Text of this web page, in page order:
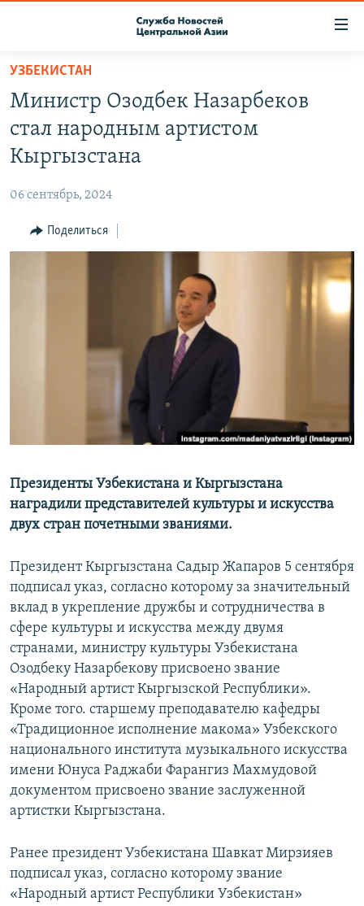
Вернуться
основному
содержанию
Вернутся
главной
навигации
Вернутся
КОНТАКТЫ
НАСТОЯЩЕЕ ВРЕМЯ
МИГРАНТ МЕДИА
УЗБЕКИСТАН
Министр Озодбек Назарбеков
стал народным артистом
Кыргызстана
06 сентябрь, 2024
Поделиться
Президенты Узбекистана и Кыргызстана
наградили представителей культуры и искусства
двух стран почетными званиями.
Президент Кыргызстана Садыр Жапаров 5 сентября
подписал указ, согласно которому за значительный
вклад в укрепление дружбы и сотрудничества в
сфере культуры и искусства между двумя
странами, министру культуры Узбекистана
Озодбеку Назарбекову присвоено звание
«Народный артист Кыргызской Республики».
Кроме того. старшему преподавателю кафедры
«Традиционное исполнение макома» Узбекского
национального института музыкального искусства
имени Юнуса Раджаби Фарангиз Махмудовой
документом присвоено звание заслуженной
артистки Кыргызстана.
Ранее президент Узбекистана Шавкат Мирзияев
подписал указ, согласно которому звание
«Народный артист Республики Узбекистан»